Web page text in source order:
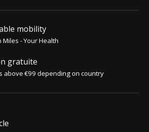
mobility
Miles - Your Health
gratuite
above €99 depending on country